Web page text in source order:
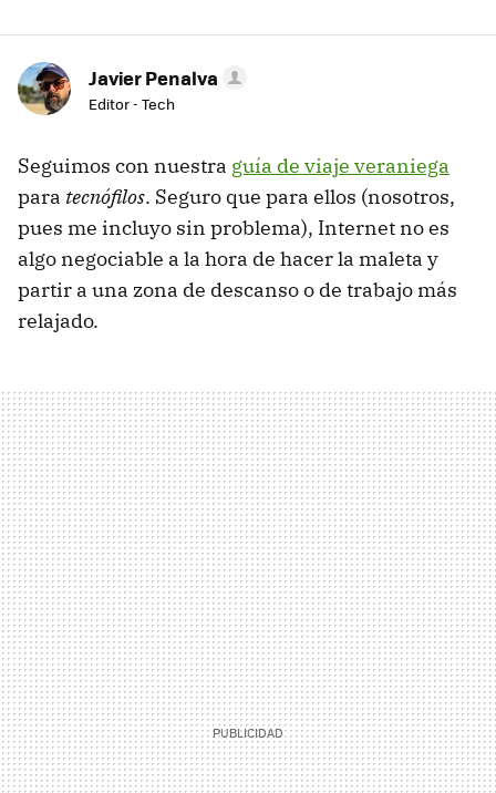
Javier Penalva
Editor - Tech
Seguimos con nuestra guía de viaje veraniega
para tecnófilos. Seguro que para ellos (nosotros,
pues me incluyo sin problema), Internet no es
algo negociable a la hora de hacer la maleta y
partir a una zona de descanso o de trabajo más
relajado.